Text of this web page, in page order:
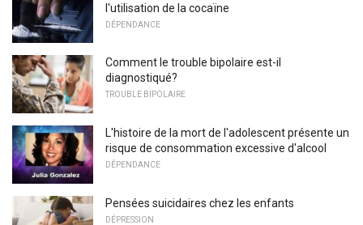
l'utilisation de la cocaïne
DÉPENDANCE
Comment le trouble bipolaire est-il
diagnostiqué?
TROUBLE BIPOLAIRE
L'histoire de la mort de l'adolescent présente un
risque de consommation excessive d'alcool
DÉPENDANCE
Pensées suicidaires chez les enfants
DÉPRESSION